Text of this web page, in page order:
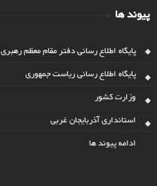
پیوند ها
پایگاه اطلاع رسانی دفتر مقام معظم رهبری
پایگاه اطلاع رسانی ریاست جمهوری
وزارت کشور
استانداری آذربایجان غربی
ادامه پیوند ها